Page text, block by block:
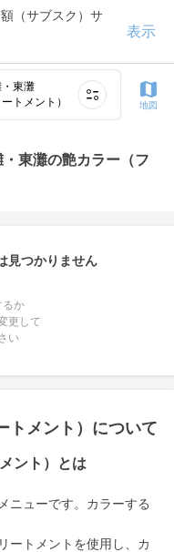
（サブスク）サ
表示
東灘
トメント）
地図
東灘の艶カラー（フ
見つかりません
るか
更して
い
トメント）について
ント）とは
ニューです。カラーする
ートメントを使用し、カ